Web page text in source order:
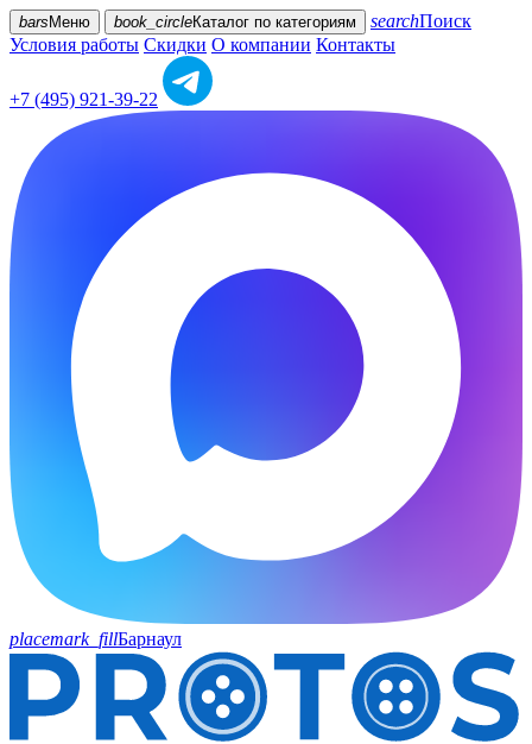
bars Меню book_circleКаталог по категориям searchПоиск
Условия работы Скидки О компании Контакты
+7 (495) 921-39-22
placemark_fillБарнаул